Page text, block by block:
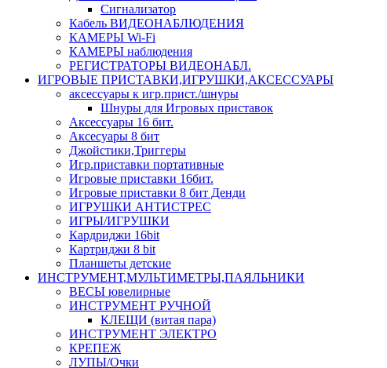
Сигнализатор
Кабель ВИДЕОНАБЛЮДЕНИЯ
КАМЕРЫ Wi-Fi
КАМЕРЫ наблюдения
РЕГИСТРАТОРЫ ВИДЕОНАБЛ.
ИГРОВЫЕ ПРИСТАВКИ,ИГРУШКИ,АКСЕССУАРЫ
аксесcуары к игр.прист./шнуры
Шнуры для Игровых приставок
Аксессуары 16 бит.
Аксесуары 8 бит
Джойстики,Триггеры
Игр.приставки портативные
Игровые приставки 16бит.
Игровые приставки 8 бит Денди
ИГРУШКИ АНТИСТРЕС
ИГРЫ/ИГРУШКИ
Кардриджи 16bit
Картриджи 8 bit
Планшеты детские
ИНСТРУМЕНТ,МУЛЬТИМЕТРЫ,ПАЯЛЬНИКИ
ВЕСЫ ювелирные
ИНСТРУМЕНТ РУЧНОЙ
КЛЕЩИ (витая пара)
ИНСТРУМЕНТ ЭЛЕКТРО
КРЕПЕЖ
ЛУПЫ/Очки